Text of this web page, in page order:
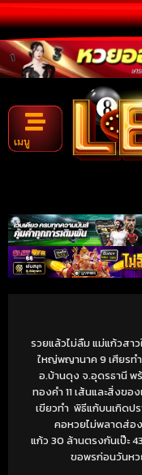
เมนู
รวยแล้วไม่ลืม แม่แก้วส
ใหญ่พญานาค 9 เศียรท
อ.บ้านดุง จ.อุดรธานี พ
ทองคำ 11 เส้นและสิ่งขอ
เขียวทำ พิธีแก้บนเกิดป
คอหวยไม่พลาดส่อ
แก้ว 30 ล้านตรงกันเป๊ะ
ขอพรก่อนวันห